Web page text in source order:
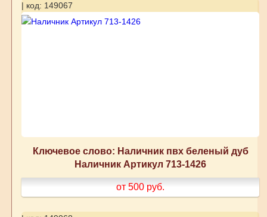
| код: 149067
Ключевое слово: Наличник пвх беленый дуб
Наличник Артикул 713-1426
от 500 руб.